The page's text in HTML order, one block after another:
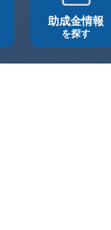
助成金情報
を探す